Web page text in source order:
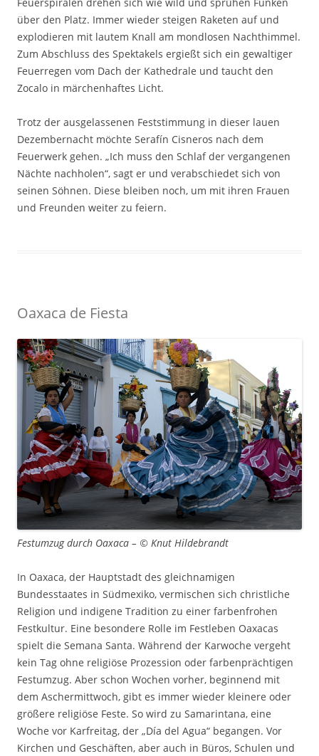
über den Platz. Immer wieder steigen Raketen auf und
explodieren mit lautem Knall am mondlosen Nachthimmel.
Zum Abschluss des Spektakels ergießt sich ein gewaltiger
Feuerregen vom Dach der Kathedrale und taucht den
Zocalo in märchenhaftes Licht.
Trotz der ausgelassenen Feststimmung in dieser lauen
Dezembernacht möchte Serafín Cisneros nach dem
Feuerwerk gehen. „Ich muss den Schlaf der vergangenen
Nächte nachholen“, sagt er und verabschiedet sich von
seinen Söhnen. Diese bleiben noch, um mit ihren Frauen
und Freunden weiter zu feiern.
Oaxaca de Fiesta
Festumzug durch Oaxaca – © Knut Hildebrandt
In Oaxaca, der Hauptstadt des gleichnamigen
Bundesstaates in Südmexiko, vermischen sich christliche
Religion und indigene Tradition zu einer farbenfrohen
Festkultur. Eine besondere Rolle im Festleben Oaxacas
spielt die Semana Santa. Während der Karwoche vergeht
kein Tag ohne religiöse Prozession oder farbenprächtigen
Festumzug. Aber schon Wochen vorher, beginnend mit
dem Aschermittwoch, gibt es immer wieder kleinere oder
größere religiöse Feste. So wird zu Samarintana, eine
Woche vor Karfreitag, der „Día del Agua“ begangen. Vor
Kirchen und Geschäften, aber auch in Büros, Schulen und